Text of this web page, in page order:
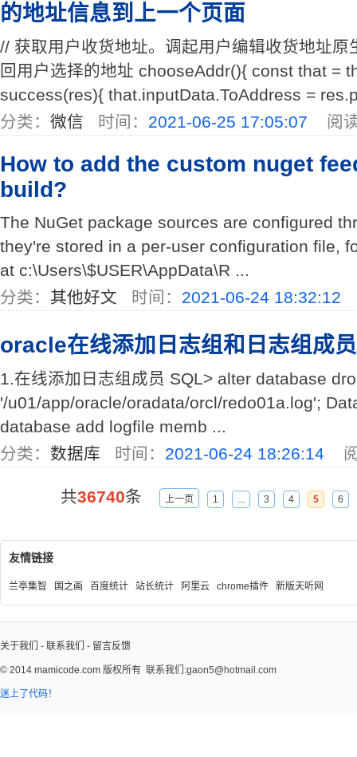
的地址信息到上一个页面
// 获取用户收货地址。调起用户编辑收货地址原
回用户选择的地址 chooseAddr(){ const that =
success(res){ that.inputData.ToAddress =
分类： 微信 时间： 2021-06-25 17:05:07 阅
How to add the custom nuget
build?
The NuGet package sources are configured
they're stored in a per-user configuration file,
at c:\Users\$USER\AppData\R ...
分类： 其他好文 时间： 2021-06-24 18:32:12
oracle在线添加日志组和日志组成员
1.在线添加日志组成员 SQL> alter database
'/u01/app/oracle/oradata/orcl/redo01a.log';
database add logfile memb ...
分类： 数据库 时间： 2021-06-24 18:26:14 阅
共36740条 上一页 1 ... 3 4 5 6
友情链接
兰亭集智 国之画 百度统计 站长统计 阿里云 chrome插件 新版天听网
关于我们 - 联系我们 - 留言反馈
© 2014 mamicode.com 版权所有 联系我们:gaon5@hotmail.com
迷上了代码！